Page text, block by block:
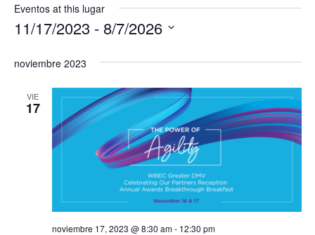
Eventos at this lugar
11/17/2023 - 8/7/2026
e
noviembre 2023
VIE
17
noviembre 17, 2023 @ 8:30 am- 12:30 pm